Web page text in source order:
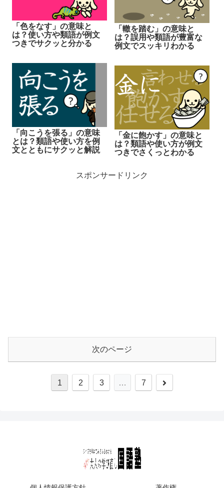
「色をなす」の意味と
は？使い方や類語が例文
つきでサクッと分かる
「轍を踏む」の意味と
は？誤用や類語が豊富な
例文でスッキリわかる
「向こうを張る」の意味
とは？類語や使い方を例
文とともにサクッと解説
「金に飽かす」の意味と
は？類語や使い方が例文
つきでさくっとわかる
スポンサードリンク
次のページ
1 2 3 … 7